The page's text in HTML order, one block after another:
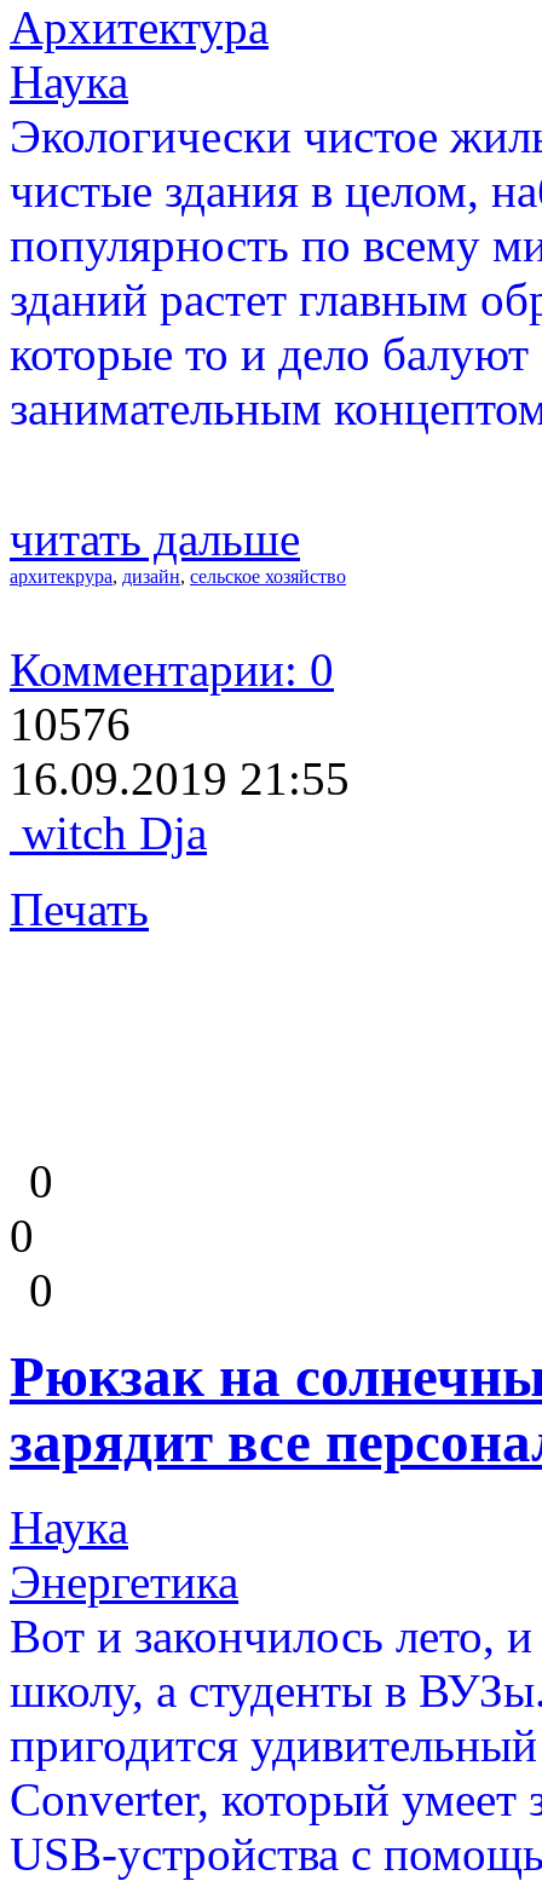
Архитектура
Наука
Экологически чистое
чистые здания в целом,
популярность по всему
зданий растет главным
которые то и дело
занимательным
читать дальше
архитекрура, дизайн, сельское хозяйство
Комментарии: 0
10576
16.09.2019 21:55
witch Dja
Печать
0
0
0
Рюкзак на
зарядит все
Наука
Энергетика
Вот и закончилось лето,
школу, а студенты в
пригодится
Converter, который умеет
USB-устройства с